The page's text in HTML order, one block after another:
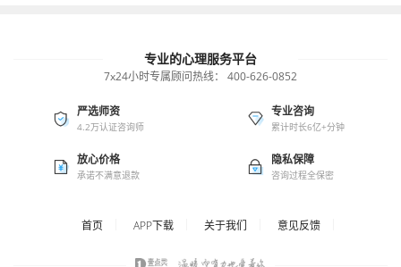
专业的心理服务平台
7x24小时专属顾问热线： 400-626-0852
严选师资
4.2万认证咨询师
专业咨询
累计时长6亿+分钟
放心价格
承诺不满意退款
隐私保障
咨询过程全保密
首页 APP下载 关于我们 意见反馈